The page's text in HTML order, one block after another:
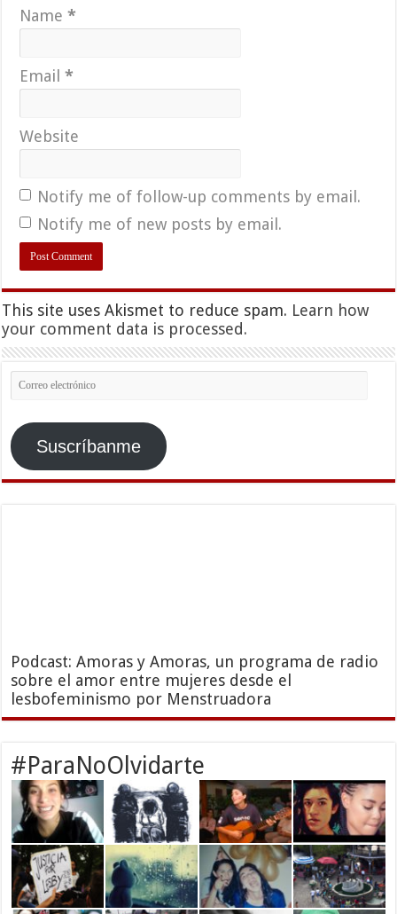
Name*
Email*
Website
Notify me of follow-up comments by email.
Notify me of new posts by email.
This site uses Akismet to reduce spam. Learn how
your comment data is processed.
Correo
electrónico
Suscríbanme
Podcast: Amoras y Amoras, un programa de radio
sobre el amor entre mujeres desde el
lesbofeminismo por Menstruadora
#ParaNoOlvidarte